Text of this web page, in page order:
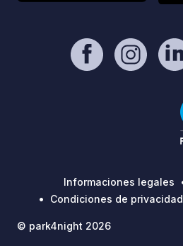
Informaciones legales
Condiciones de privacidad
© park4night 2026